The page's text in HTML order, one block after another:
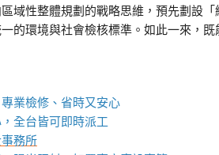
域性整體規劃的戰略思維，預先劃設
的環境與社會檢核標準。如此一來，
業檢修、省時又安心
全台皆可即時派工
務所